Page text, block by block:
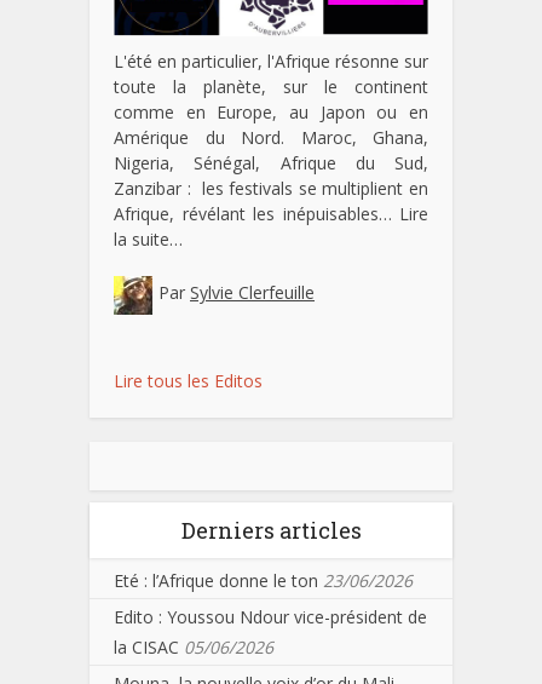
L'été en particulier, l'Afrique résonne sur
toute la planète, sur le continent
comme en Europe, au Japon ou en
Amérique du Nord. Maroc, Ghana,
Nigeria, Sénégal, Afrique du Sud,
Zanzibar : les festivals se multiplient en
Afrique, révélant les inépuisables… Lire
la suite…
Par Sylvie Clerfeuille
Lire tous les Editos
Derniers articles
Eté : l’Afrique donne le ton 23/06/2026
Edito : Youssou Ndour vice-président de
la CISAC 05/06/2026